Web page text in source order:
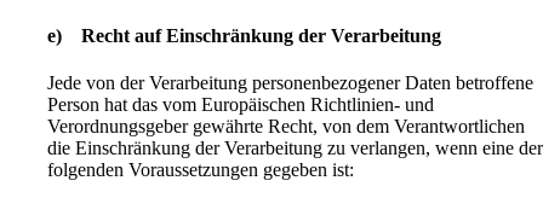
e) Recht auf Einschränkung der Verarbeitung
Jede von der Verarbeitung personenbezogener Daten betroffene
Person hat das vom Europäischen Richtlinien- und
Verordnungsgeber gewährte Recht, von dem Verantwortlichen
die Einschränkung der Verarbeitung zu verlangen, wenn eine der
folgenden Voraussetzungen gegeben ist: